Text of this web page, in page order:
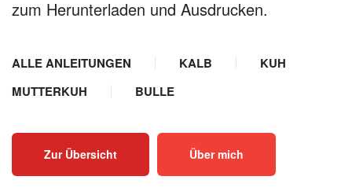
zum Herunterladen und Ausdrucken.
ALLE ANLEITUNGEN KALB
KUH
MUTTERKUH
BULLE
Zur Übersicht Über mich